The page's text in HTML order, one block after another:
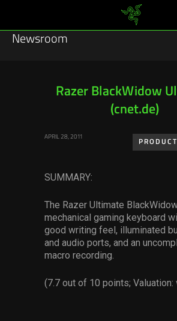
Newsroom
Sustainability
Press Releases
Hardware
Razer BlackWidow
(cnet.de)
APRIL 28, 2011
SUMMARY:
The Razer Ultimate
mechanical gaming keyboard
good writing feel, illuminated
and audio ports, and an
macro recording.
(7.7 out of 10 points; Valuation: